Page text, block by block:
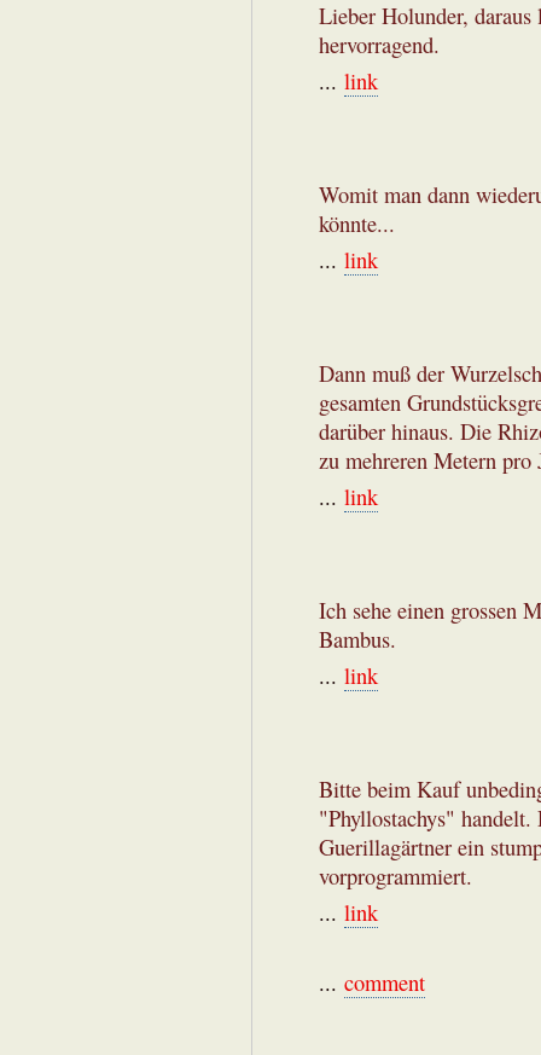
Lieber Holunder, daraus
hervorragend.
... link
Womit man dann
könnte...
... link
Dann muß der
gesamten
darüber hinaus. Die
zu mehreren Metern pro
... link
Ich sehe einen grossen
Bambus.
... link
Bitte beim Kauf
"Phyllostachys"
Guerillagärtner ein
vorprogrammiert.
... link
... comment